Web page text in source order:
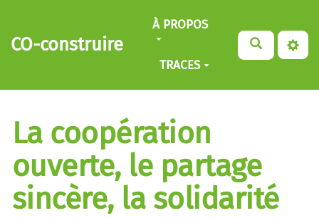
Aller au contenu principal
CO-construire
À PROPOS
TRACES
La coopération
ouverte, le partage
sincère, la solidarité